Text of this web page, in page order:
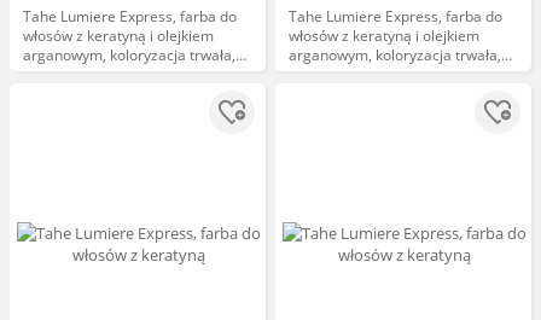
Tahe Lumiere Express, farba do
włosów z keratyną i olejkiem
arganowym, koloryzacja trwała,
7.44, 100ml
Tahe Lumiere Express, farba do
włosów z keratyną i olejkiem
arganowym, koloryzacja trwała,
5.13, 100ml